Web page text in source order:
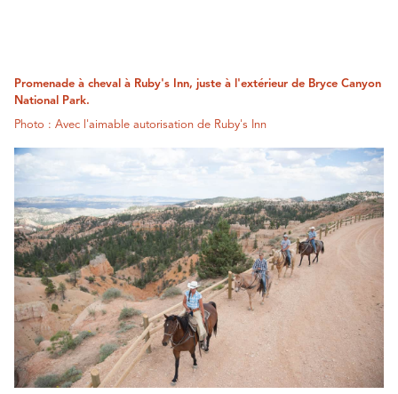
Promenade à cheval à Ruby's Inn, juste à l'extérieur de Bryce Canyon
National Park.
Photo : Avec l'aimable autorisation de Ruby's Inn